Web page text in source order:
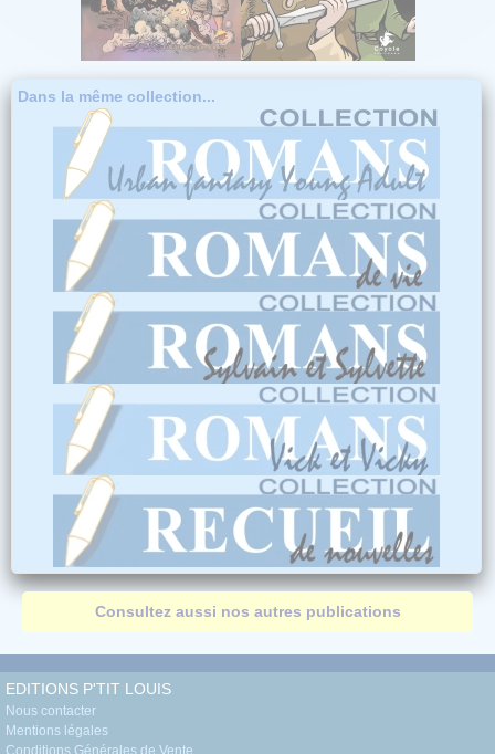
Dans la même collection...
Consultez aussi nos autres publications
EDITIONS P'TIT LOUIS
Nous contacter
Mentions légales
Conditions Générales de Vente